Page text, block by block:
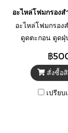
อะไหล่โฟมกรอง
อะไหล่โฟมกรอง
ดูดตะกอน ดูดฝุ่
สะอาด รุ่น
ยี่ห้อ
฿
สั่งซื้อ
เปรียบ